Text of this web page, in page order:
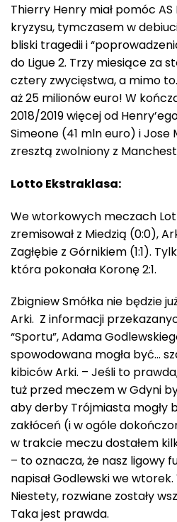
Thierry Henry miał pomóc
kryzysu, tymczasem w
bliski tragedii i
do Ligue 2. Trzy miesiące za
cztery zwycięstwa, a mimo
aż 25 milionów euro! W
2018/2019 więcej od
Simeone (41 mln euro) i Jose
zresztą zwolniony z
Lotto Ekstraklasa:
We wtorkowych meczach
zremisował z Miedzią (0:0),
Zagłębie z Górnikiem (1:1).
która pokonała Koronę 2:1.
Zbigniew Smółka nie będzie
Arki. Z informacji
“Sportu”, Adama
spowodowana mogła być…
kibiców Arki. – Jeśli to
tuż przed meczem w Gdyni
aby derby Trójmiasta mogły
zakłóceń (i w ogóle
w trakcie meczu dostałem
– to oznacza, że nasz ligowy
napisał Godlewski we wtorek.
Niestety, rozwiane zostały
Taka jest prawda.